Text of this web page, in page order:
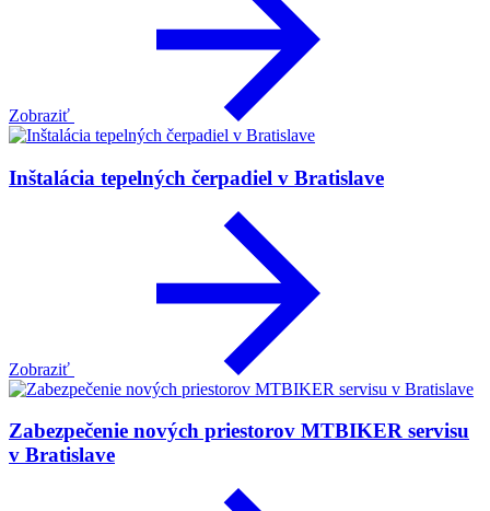
Zobraziť
Inštalácia tepelných čerpadiel v Bratislave
Zobraziť
Zabezpečenie nových priestorov MTBIKER servisu
v Bratislave